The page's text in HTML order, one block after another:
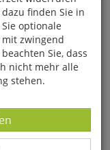
finden Sie in
optionale
zwingend
Sie, dass
nicht mehr alle
stehen.